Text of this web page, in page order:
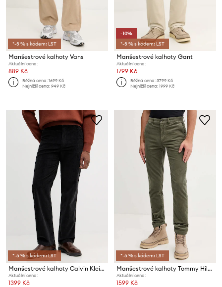
*-5 % s kódem: LST
Manšestrové kalhoty Vans
Aktuální cena:
889 Kč
Běžná cena:1699 Kč
Nejnižší cena:949 Kč
-10%
*-5 % s kódem: LST
Manšestrové kalhoty Gant
Aktuální cena:
1799 Kč
Běžná cena:3799 Kč
Nejnižší cena:1999 Kč
*-5 % s kódem: LST
Manšestrové kalhoty Calvin Klein Jeans
Aktuální cena:
1399 Kč
*-5 % s kódem: LST
Manšestrové kalhoty Tommy Hilfiger
Aktuální cena:
1599 Kč